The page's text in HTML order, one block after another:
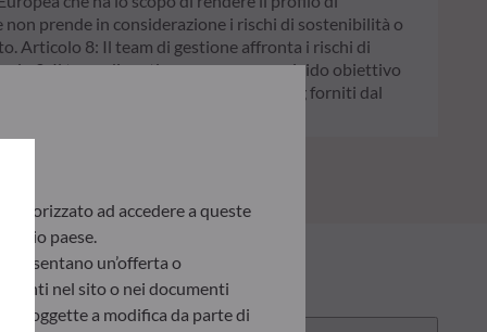
prende in considerazione i rischi di sostenibilità o
Articolo 8: Il team di gestione affronta i rischi di
9: Il team di gestione persegue un rigido obiettivo
di sostenibilità avvalendosi dei rating forniti dal
ad accedere a queste
paese.
un’offerta o
nel sito o nei documenti
soggette a modifica da parte di